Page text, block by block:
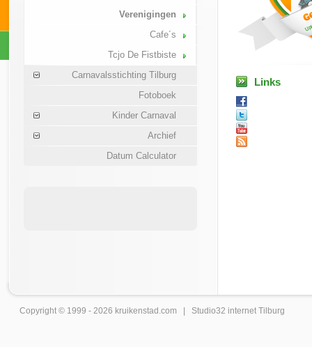
Verenigingen
Cafe´s
Tcjo De Fistbiste
Carnavalsstichting Tilburg
Fotoboek
Kinder Carnaval
Archief
Datum Calculator
Links
Copyright © 1999 - 2026 kruikenstad .com | Studio32 internet Tilburg